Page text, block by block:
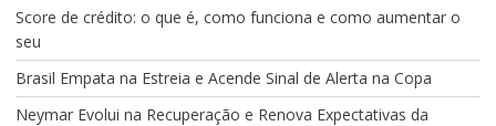
Score de crédito: o que é, como funciona e como aumentar o
seu
Brasil Empata na Estreia e Acende Sinal de Alerta na Copa
Neymar Evolui na Recuperação e Renova Expectativas da